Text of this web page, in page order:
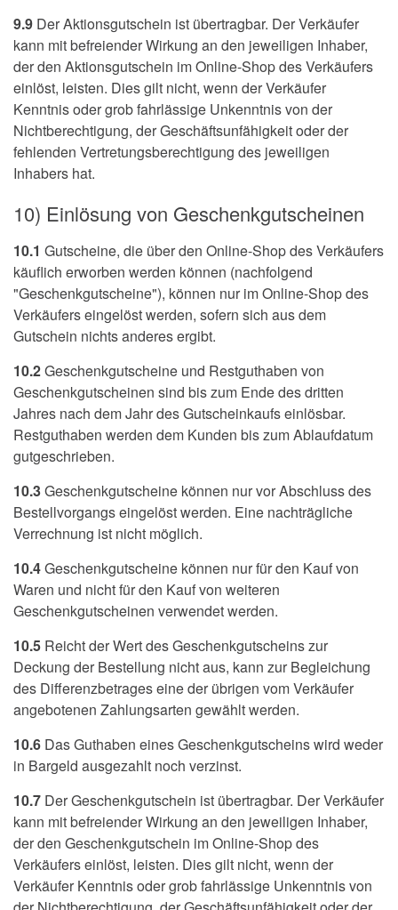
9.9 Der Aktionsgutschein ist übertragbar. Der Verkäufer
kann mit befreiender Wirkung an den jeweiligen Inhaber,
der den Aktionsgutschein im Online-Shop des Verkäufers
einlöst, leisten. Dies gilt nicht, wenn der Verkäufer
Kenntnis oder grob fahrlässige Unkenntnis von der
Nichtberechtigung, der Geschäftsunfähigkeit oder der
fehlenden Vertretungsberechtigung des jeweiligen
Inhabers hat.
10) Einlösung von Geschenkgutscheinen
10.1 Gutscheine, die über den Online-Shop des Verkäufers
käuflich erworben werden können (nachfolgend
"Geschenkgutscheine"), können nur im Online-Shop des
Verkäufers eingelöst werden, sofern sich aus dem
Gutschein nichts anderes ergibt.
10.2Geschenkgutscheine und Restguthaben von
Geschenkgutscheinen sind bis zum Ende des dritten
Jahres nach dem Jahr des Gutscheinkaufs einlösbar.
Restguthaben werden dem Kunden bis zum Ablaufdatum
gutgeschrieben.
10.3Geschenkgutscheine können nur vor Abschluss des
Bestellvorgangs eingelöst werden. Eine nachträgliche
Verrechnung ist nicht möglich.
10.4Geschenkgutscheine können nur für den Kauf von
Waren und nicht für den Kauf von weiteren
Geschenkgutscheinen verwendet werden.
10.5 Reicht der Wert des Geschenkgutscheins zur
Deckung der Bestellung nicht aus, kann zur Begleichung
des Differenzbetrages eine der übrigen vom Verkäufer
angebotenen Zahlungsarten gewählt werden.
10.6 Das Guthaben eines Geschenkgutscheins wird weder
in Bargeld ausgezahlt noch verzinst.
10.7 Der Geschenkgutschein ist übertragbar. Der Verkäufer
kann mit befreiender Wirkung an den jeweiligen Inhaber,
der den Geschenkgutschein im Online-Shop des
Verkäufers einlöst, leisten. Dies gilt nicht, wenn der
Verkäufer Kenntnis oder grob fahrlässige Unkenntnis von